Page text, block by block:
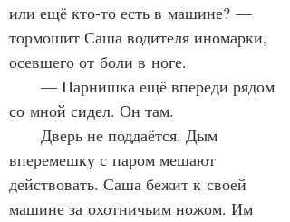
или ещё кто‑то есть в машине? —
тормошит Саша водителя иномарки,
осевшего от боли в ноге.
— Парнишка ещё впереди рядом
со мной сидел. Он там.
Дверь не поддаётся. Дым
вперемешку с паром мешают
действовать. Саша бежит к своей
машине за охотничьим ножом. Им